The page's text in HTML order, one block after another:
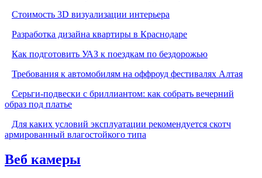
Стоимость 3D визуализации интерьера
Разработка дизайна квартиры в Краснодаре
Как подготовить УАЗ к поездкам по бездорожью
Требования к автомобилям на оффроуд фестивалях Алтая
Серьги-подвески с бриллиантом: как собрать вечерний
образ под платье
Для каких условий эксплуатации рекомендуется скотч
армированный влагостойкого типа
Веб камеры